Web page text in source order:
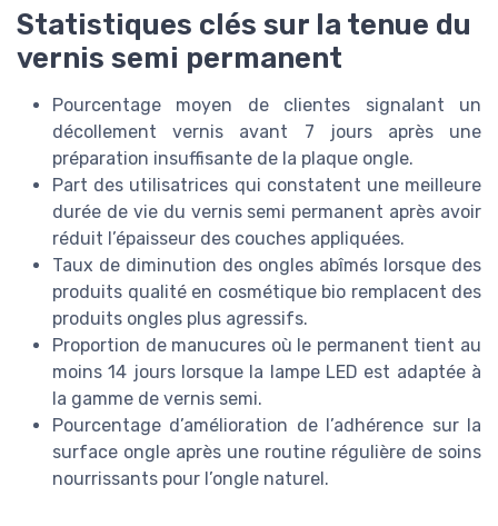
Statistiques clés sur la tenue du
vernis semi permanent
Pourcentage moyen de clientes signalant un
décollement vernis avant 7 jours après une
préparation insuffisante de la plaque ongle.
Part des utilisatrices qui constatent une meilleure
durée de vie du vernis semi permanent après avoir
réduit l’épaisseur des couches appliquées.
Taux de diminution des ongles abîmés lorsque des
produits qualité en cosmétique bio remplacent des
produits ongles plus agressifs.
Proportion de manucures où le permanent tient au
moins 14 jours lorsque la lampe LED est adaptée à
la gamme de vernis semi.
Pourcentage d’amélioration de l’adhérence sur la
surface ongle après une routine régulière de soins
nourrissants pour l’ongle naturel.